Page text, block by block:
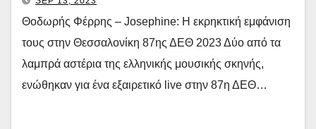
Θοδωρής Φέρρης – Josephine: Η εκρηκτική εμφάνιση
τους στην Θεσσαλονίκη 87ης ΔΕΘ 2023 Δύο από τα
λαμπρά αστέρια της ελληνικής μουσικής σκηνής,
ενώθηκαν για ένα εξαιρετικό live στην 87η ΔΕΘ…